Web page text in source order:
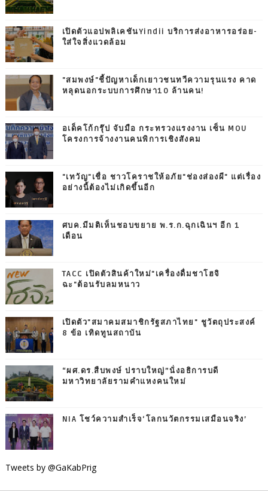
เปิดตัวแอปพลิเคชันYindii บริการส่งอาหารอร่อย-
ใส่ใจสิ่งแวดล้อม
"สมพงษ์"ชี้ปัญหาเด็กเยาวชนทวีความรุนแรง คาด
หลุดนอกระบบการศึกษา10 ล้านคน!
อเด็คโก้กรุ๊ป จับมือ กระทรวงแรงงาน เซ็น MOU
โครงการจ้างงานคนพิการเชิงสังคม
"เทวัญ"เชื่อ ชาวโคราชให้อภัย"ช่องส่องผี" แต่เรื่อง
อย่างนี้ต้องไม่เกิดขึ้นอีก
ศบค.มีมติเห็นชอบขยาย พ.ร.ก.ฉุกเฉินฯ อีก 1
เดือน
TACC เปิดตัวสินค้าใหม่"เครื่องดื่มชาโฮจิ
ฉะ"ต้อนรับลมหนาว
เปิดตัว"สมาคมสมาชิกรัฐสภาไทย" ชูวัตถุประสงค์
8 ข้อ เทิดทูนสถาบัน
“ผศ.ดร.สืบพงษ์ ปราบใหญ่”นั่งอธิการบดี
มหาวิทยาลัยรามคำแหงคนใหม่
NIA โชว์ความสำเร็จ‘โลกนวัตกรรมเสมือนจริง’
Tweets by @GaKabPrig